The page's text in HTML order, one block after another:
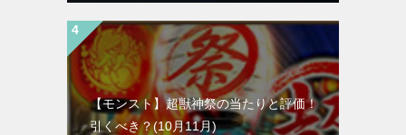
【モンスト】超獣神祭の当たりと評価！
引くべき？(10月11月)